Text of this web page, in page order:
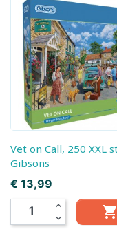
Vet on Call, 250 XXL stukjes
Gibsons
Prijs
€ 13,99
expand_less
expand_more
